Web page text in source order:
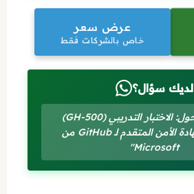
عرض سعر
خاص بالشركات فقط
لديك سؤال؟
"لدي سؤال حول: الاختبار التدريبي (GH-500)
للتحضير لشهادة الأمن المتقدم لـ GitHub من
Microsoft"